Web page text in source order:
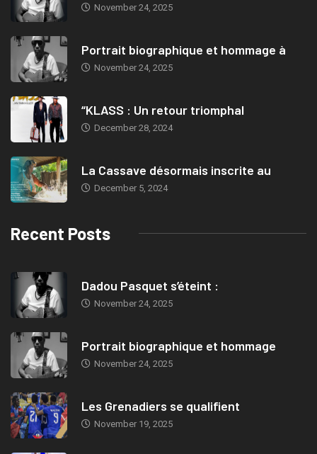
November 24, 2025
Portrait biographique et hommage à
November 24, 2025
“KLASS : Un retour triomphal
December 28, 2024
La Cassave désormais inscrite au
December 5, 2024
Recent Posts
Dadou Pasquet s’éteint :
November 24, 2025
Portrait biographique et hommage
November 24, 2025
Les Grenadiers se qualifient
November 19, 2025